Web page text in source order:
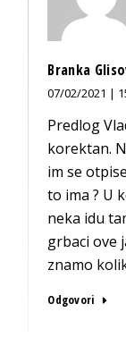
Branka
07/02/2021 |
Predlog
korektan.
im se
to ima ? U
neka idu
grbaci ove
znamo
Odgovori